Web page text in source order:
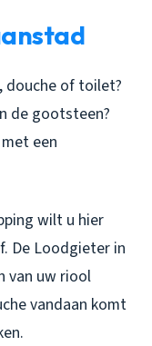
douche of toilet?
de gootsteen?
een
wilt u hier
De Loodgieter in
van uw riool
vandaan komt